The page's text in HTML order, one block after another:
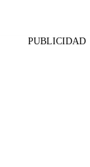
PUBLICIDAD